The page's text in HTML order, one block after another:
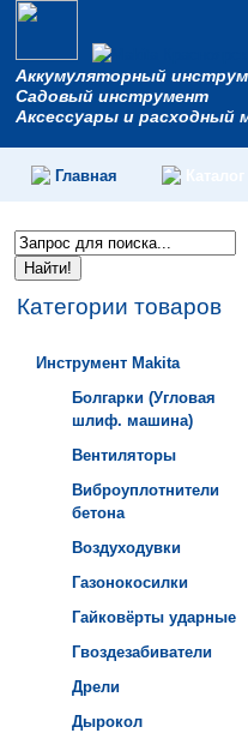
Аккумуляторный
Садовый инструмент
Аксессуары и расходный
Главная
Категории товаров
Инструмент Makita
Болгарки (Угловая
шлиф. машина)
Вентиляторы
Виброуплотнители
бетона
Воздуходувки
Газонокосилки
Гайковёрты ударные
Гвоздезабиватели
Дрели
Дырокол